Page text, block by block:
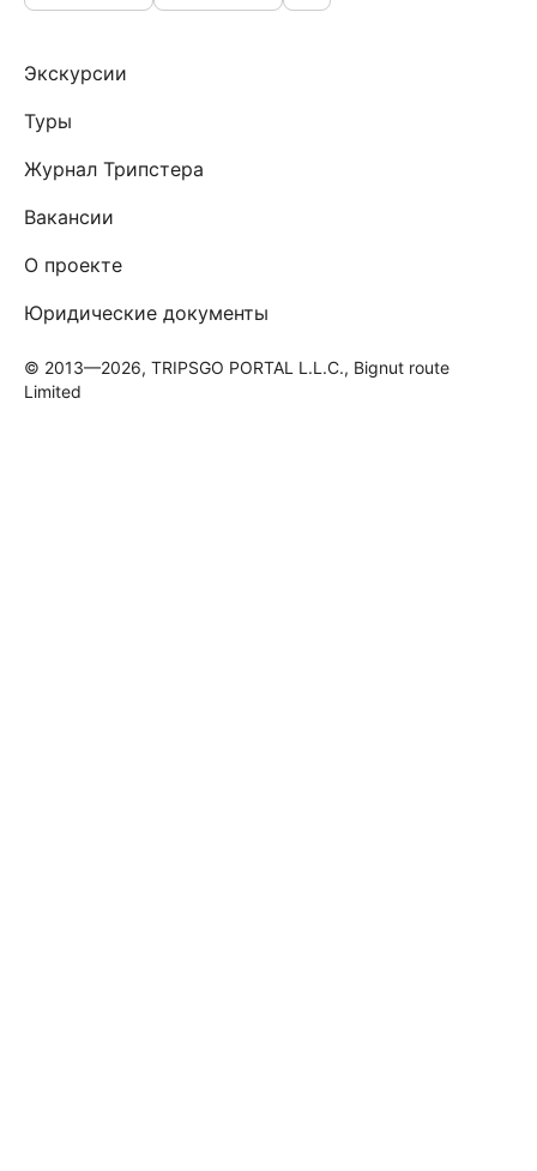
Экскурсии
Туры
Журнал Трипстера
Вакансии
О проекте
Юридические документы
© 2013—2026, TRIPSGO PORTAL L.L.C., Bignut route
Limited